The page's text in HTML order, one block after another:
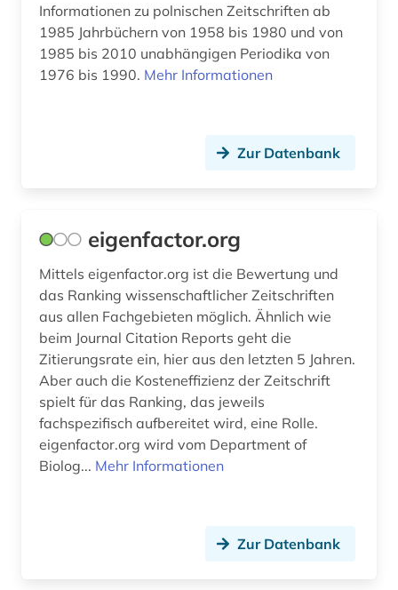
journalismus (2)
jura (1)
kommunikation (1)
kultur (2)
kulturgeschichte (1)
kulturwissenschaften (1)
kulturzeitschrift (2)
kunst (1)
künstler (1)
Informationen zu polnischen Zeitschriften ab
1985 Jahrbüchern von 1958 bis 1980 und von
1985 bis 2010 unabhängigen Periodika von
1976 bis 1990. Mehr Informationen
Zur Datenbank
eigenfactor.org
Mittels eigenfactor.org ist die Bewertung und
das Ranking wissenschaftlicher Zeitschriften
aus allen Fachgebieten möglich. Ähnlich wie
beim Journal Citation Reports geht die
Zitierungsrate ein, hier aus den letzten 5 Jahren.
Aber auch die Kosteneffizienz der Zeitschrift
spielt für das Ranking, das jeweils
fachspezifisch aufbereitet wird, eine Rolle.
eigenfactor.org wird vom Department of
Biolog... Mehr Informationen
Zur Datenbank